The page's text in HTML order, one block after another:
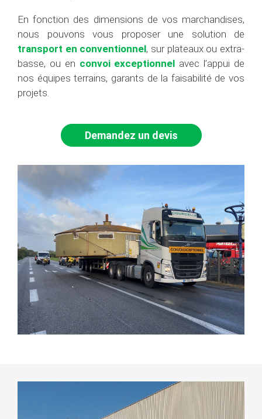
En fonction des dimensions de vos marchandises,
nous pouvons vous proposer une solution de
transport en conventionnel, sur plateaux ou extra-
basse, ou en convoi exceptionnel avec l’appui de
nos équipes terrains, garants de la faisabilité de vos
projets.
Demandez un devis